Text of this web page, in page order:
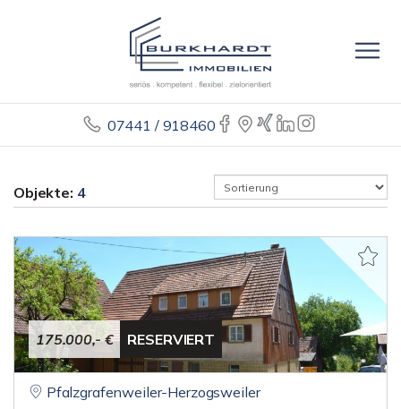
07441 / 918460
Objekte: 4
175.000,- € RESERVIERT
Pfalzgrafenweiler-Herzogsweiler